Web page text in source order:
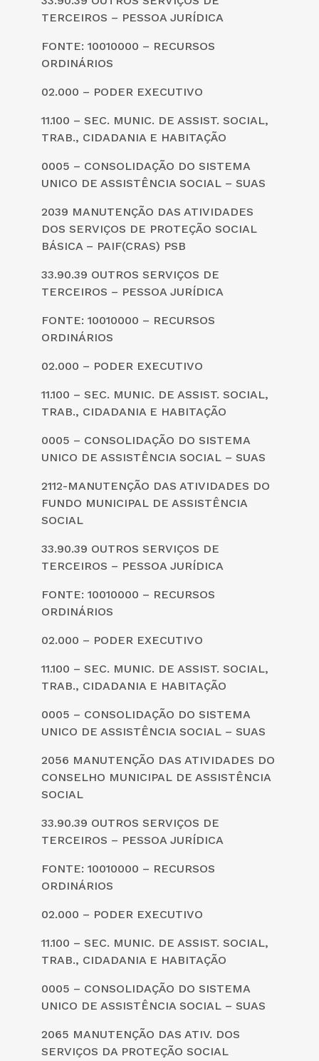
TERCEIROS – PESSOA JURÍDICA
FONTE: 10010000 – RECURSOS
ORDINÁRIOS
02.000 – PODER EXECUTIVO
11.100 – SEC. MUNIC. DE ASSIST. SOCIAL,
TRAB., CIDADANIA E HABITAÇÃO
0005 – CONSOLIDAÇÃO DO SISTEMA
UNICO DE ASSISTÊNCIA SOCIAL – SUAS
2039 MANUTENÇÃO DAS ATIVIDADES
DOS SERVIÇOS DE PROTEÇÃO SOCIAL
BÁSICA – PAIF(CRAS) PSB
33.90.39 OUTROS SERVIÇOS DE
TERCEIROS – PESSOA JURÍDICA
FONTE: 10010000 – RECURSOS
ORDINÁRIOS
02.000 – PODER EXECUTIVO
11.100 – SEC. MUNIC. DE ASSIST. SOCIAL,
TRAB., CIDADANIA E HABITAÇÃO
0005 – CONSOLIDAÇÃO DO SISTEMA
UNICO DE ASSISTÊNCIA SOCIAL – SUAS
2112-MANUTENÇÃO DAS ATIVIDADES DO
FUNDO MUNICIPAL DE ASSISTÊNCIA
SOCIAL
33.90.39 OUTROS SERVIÇOS DE
TERCEIROS – PESSOA JURÍDICA
FONTE: 10010000 – RECURSOS
ORDINÁRIOS
02.000 – PODER EXECUTIVO
11.100 – SEC. MUNIC. DE ASSIST. SOCIAL,
TRAB., CIDADANIA E HABITAÇÃO
0005 – CONSOLIDAÇÃO DO SISTEMA
UNICO DE ASSISTÊNCIA SOCIAL – SUAS
2056 MANUTENÇÃO DAS ATIVIDADES DO
CONSELHO MUNICIPAL DE ASSISTÊNCIA
SOCIAL
33.90.39 OUTROS SERVIÇOS DE
TERCEIROS – PESSOA JURÍDICA
FONTE: 10010000 – RECURSOS
ORDINÁRIOS
02.000 – PODER EXECUTIVO
11.100 – SEC. MUNIC. DE ASSIST. SOCIAL,
TRAB., CIDADANIA E HABITAÇÃO
0005 – CONSOLIDAÇÃO DO SISTEMA
UNICO DE ASSISTÊNCIA SOCIAL – SUAS
2065 MANUTENÇÃO DAS ATIV. DOS
SERVIÇOS DA PROTEÇÃO SOCIAL